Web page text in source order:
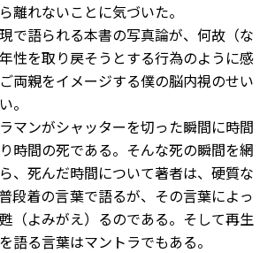
離れないことに気づいた。
で語られる本書の写真論が、何故（な
性を取り戻そうとする行為のように感
両親をイメージする僕の脳内視のせい
。
マンがシャッターを切った瞬間に時間
時間の死である。そんな死の瞬間を網
、死んだ時間について著者は、硬質な
段着の言葉で語るが、その言葉によっ
（よみがえ）るのである。そして再生
語る言葉はマントラでもある。